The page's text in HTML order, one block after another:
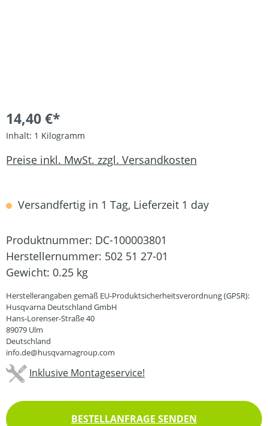
14,40 €*
Inhalt: 1 Kilogramm
Preise inkl. MwSt. zzgl. Versandkosten
Versandfertig in 1 Tag, Lieferzeit 1 day
Produktnummer: DC-100003801
Herstellernummer: 502 51 27-01
Gewicht: 0.25 kg
Herstellerangaben gemäß EU-Produktsicherheitsverordnung (GPSR):
Husqvarna Deutschland GmbH
Hans-Lorenser-Straße 40
89079 Ulm
Deutschland
info.de@husqvarnagroup.com
Inklusive Montageservice!
BESTELLANFRAGE SENDEN